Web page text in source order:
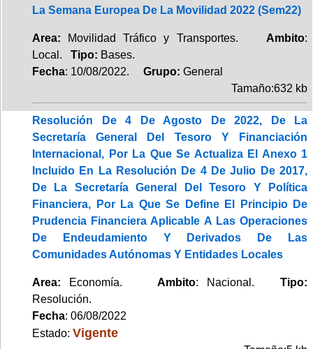
La Semana Europea De La Movilidad 2022 (Sem22)
Area: Movilidad Tráfico y Transportes. Ambito:
Local. Tipo: Bases.
Fecha: 10/08/2022. Grupo: General
Tamaño:632 kb
Resolución De 4 De Agosto De 2022, De La
Secretaría General Del Tesoro Y Financiación
Internacional, Por La Que Se Actualiza El Anexo 1
Incluido En La Resolución De 4 De Julio De 2017,
De La Secretaría General Del Tesoro Y Política
Financiera, Por La Que Se Define El Principio De
Prudencia Financiera Aplicable A Las Operaciones
De Endeudamiento Y Derivados De Las
Comunidades Autónomas Y Entidades Locales
Area: Economía. Ambito: Nacional.Tipo:
Resolución.
Fecha: 06/08/2022
Estado: Vigente